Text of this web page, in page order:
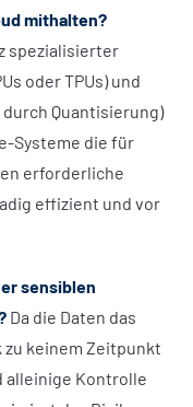
mithalten?
spezialisierter
oder TPUs) und
Quantisierung)
Systeme die für
erforderliche
effizient und vor
sensiblen
Da die Daten das
keinem Zeitpunkt
alleinige Kontrolle